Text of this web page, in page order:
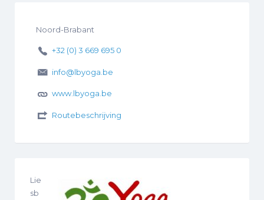
Noord-Brabant
+32 (0) 3 669 695 0
info@lbyoga.be
www.lbyoga.be
Routebeschrijving
Lie
sb